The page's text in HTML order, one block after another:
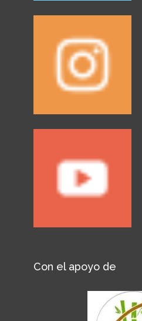
Con el apoyo de